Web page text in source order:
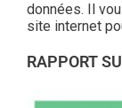
données. Il
site internet
RAPPORT